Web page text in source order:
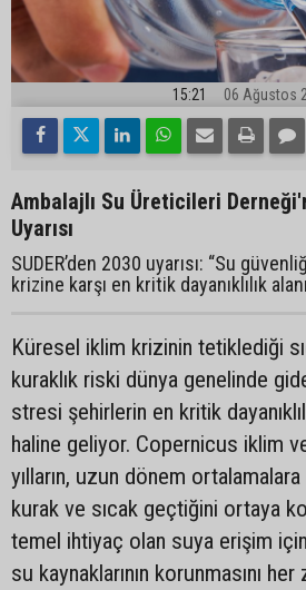
15:21 06 Ağustos
Ambalajlı Su Üreticileri
Uyarısı
SUDER’den 2030 uyarısı: “Su
krizine karşı en kritik dayanıklılık
Küresel iklim krizinin tetiklediği
kuraklık riski dünya genelinde
stresi şehirlerin en kritik
haline geliyor. Copernicus iklim
yılların, uzun dönem
kurak ve sıcak geçtiğini ortaya
temel ihtiyaç olan suya erişim
su kaynaklarının korunmasını